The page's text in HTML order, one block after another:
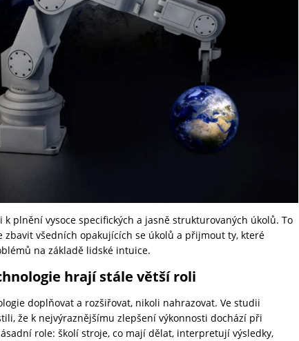
k plnění vysoce specifických a jasně strukturovaných úkolů. To
zbavit všedních opakujících se úkolů a přijmout ty, které
na základě lidské intuice.
hrají stále větší roli
doplňovat a rozšiřovat, nikoli nahrazovat. Ve studii
že k nejvýraznějšímu zlepšení výkonnosti dochází při
role: školí stroje, co mají dělat, interpretují výsledky,